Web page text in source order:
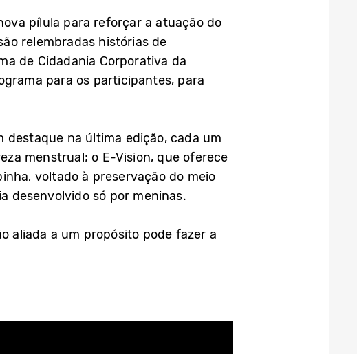
pílula para reforçar a atuação do
relembradas histórias de
de Cidadania Corporativa da
para os participantes, para
destaque na última edição, cada um
menstrual; o E-Vision, que oferece
voltado à preservação do meio
desenvolvido só por meninas.
aliada a um propósito pode fazer a